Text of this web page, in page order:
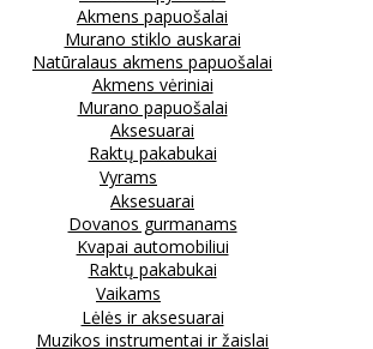
Akmens papuošalai
Murano stiklo auskarai
Natūralaus akmens papuošalai
Akmens vėriniai
Murano papuošalai
Aksesuarai
Raktų pakabukai
Vyrams
Aksesuarai
Dovanos gurmanams
Kvapai automobiliui
Raktų pakabukai
Vaikams
Lėlės ir aksesuarai
Muzikos instrumentai ir žaislai